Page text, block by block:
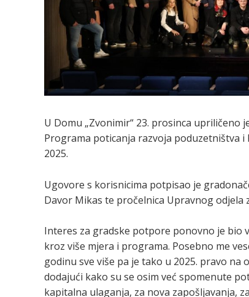
U Domu „Zvonimir“ 23. prosinca
Programa poticanja razvoja poduzetništva
2025.
Ugovore s korisnicima potpisao je
Davor Mikas te pročelnica Upravnog
Interes za gradske potpore ponovno je bio
kroz više mjera i programa. Posebno me
godinu sve više pa je tako u 2025. pravo
dodajući kako su se osim već spomenute
kapitalna ulaganja, za nova zapošljavanja,